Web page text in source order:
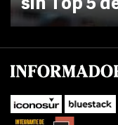
sin Top 5